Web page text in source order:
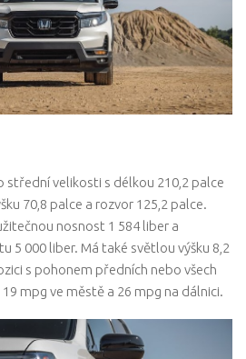
střední velikosti s délkou 210,2 palce
70,8 palce a rozvor 125,2 palce.
nosnost 1 584 liber a
5 000 liber. Má také světlou výšku 8,2
s pohonem předních nebo všech
mpg ve městě a 26 mpg na dálnici.